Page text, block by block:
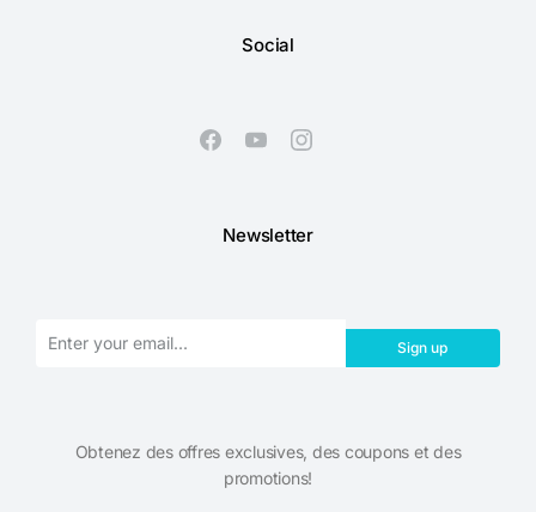
Social
Newsletter
Sign up
Obtenez des offres exclusives, des coupons et des
promotions!​